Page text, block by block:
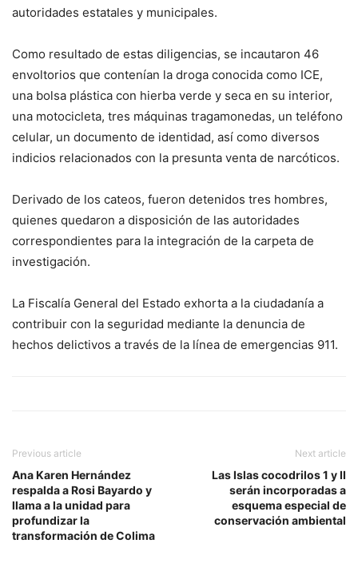
autoridades estatales y municipales.
Como resultado de estas diligencias, se incautaron 46
envoltorios que contenían la droga conocida como ICE,
una bolsa plástica con hierba verde y seca en su interior,
una motocicleta, tres máquinas tragamonedas, un teléfono
celular, un documento de identidad, así como diversos
indicios relacionados con la presunta venta de narcóticos.
Derivado de los cateos, fueron detenidos tres hombres,
quienes quedaron a disposición de las autoridades
correspondientes para la integración de la carpeta de
investigación.
La Fiscalía General del Estado exhorta a la ciudadanía a
contribuir con la seguridad mediante la denuncia de
hechos delictivos a través de la línea de emergencias 911.
Previous article
Ana Karen Hernández
respalda a Rosi Bayardo y
llama a la unidad para
profundizar la
transformación de Colima
Next article
Las Islas cocodrilos 1 y II
serán incorporadas a
esquema especial de
conservación ambiental